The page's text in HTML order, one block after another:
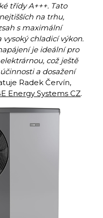
třídy A+++. Tato
na trhu,
s maximální
vysoký chladicí výkon.
je ideální pro
což ještě
a dosažení
Radek Červín,
Energy Systems CZ.